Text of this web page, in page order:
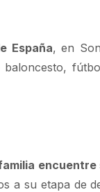
España, en
encuentre
a su etapa de